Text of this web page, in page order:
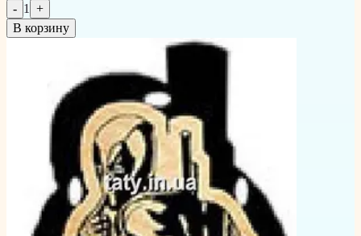
- 1
+
В корзину